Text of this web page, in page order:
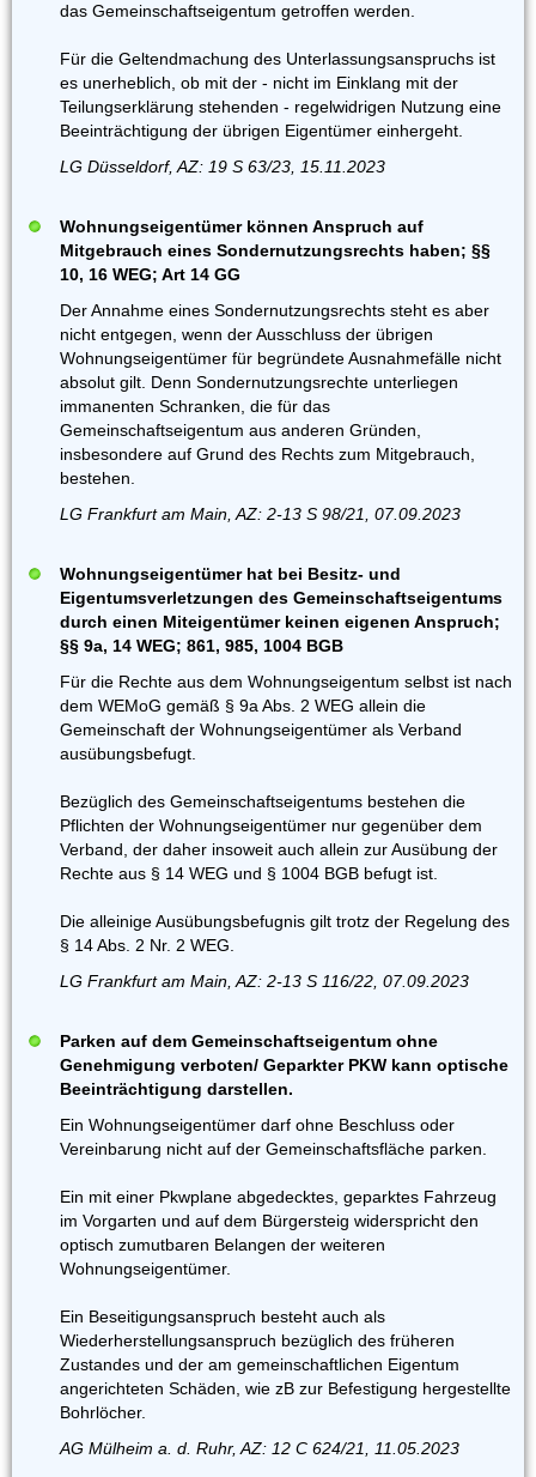
das Gemeinschaftseigentum getroffen werden.
Für die Geltendmachung des Unterlassungsanspruchs ist
es unerheblich, ob mit der - nicht im Einklang mit der
Teilungserklärung stehenden - regelwidrigen Nutzung eine
Beeinträchtigung der übrigen Eigentümer einhergeht.
LG Düsseldorf, AZ: 19 S 63/23, 15.11.2023
Wohnungseigentümer können Anspruch auf
Mitgebrauch eines Sondernutzungsrechts haben; §§
10, 16 WEG; Art 14 GG
Der Annahme eines Sondernutzungsrechts steht es aber
nicht entgegen, wenn der Ausschluss der übrigen
Wohnungseigentümer für begründete Ausnahmefälle nicht
absolut gilt. Denn Sondernutzungsrechte unterliegen
immanenten Schranken, die für das
Gemeinschaftseigentum aus anderen Gründen,
insbesondere auf Grund des Rechts zum Mitgebrauch,
bestehen.
LG Frankfurt am Main, AZ: 2-13 S 98/21, 07.09.2023
Wohnungseigentümer hat bei Besitz- und
Eigentumsverletzungen des Gemeinschaftseigentums
durch einen Miteigentümer keinen eigenen Anspruch;
§§ 9a, 14 WEG; 861, 985, 1004 BGB
Für die Rechte aus dem Wohnungseigentum selbst ist nach
dem WEMoG gemäß § 9a Abs. 2 WEG allein die
Gemeinschaft der Wohnungseigentümer als Verband
ausübungsbefugt.
Bezüglich des Gemeinschaftseigentums bestehen die
Pflichten der Wohnungseigentümer nur gegenüber dem
Verband, der daher insoweit auch allein zur Ausübung der
Rechte aus § 14 WEG und § 1004 BGB befugt ist.
Die alleinige Ausübungsbefugnis gilt trotz der Regelung des
§ 14 Abs. 2 Nr. 2 WEG.
LG Frankfurt am Main, AZ: 2-13 S 116/22, 07.09.2023
Parken auf dem Gemeinschaftseigentum ohne
Genehmigung verboten/ Geparkter PKW kann optische
Beeinträchtigung darstellen.
Ein Wohnungseigentümer darf ohne Beschluss oder
Vereinbarung nicht auf der Gemeinschaftsfläche parken.
Ein mit einer Pkwplane abgedecktes, geparktes Fahrzeug
im Vorgarten und auf dem Bürgersteig widerspricht den
optisch zumutbaren Belangen der weiteren
Wohnungseigentümer.
Ein Beseitigungsanspruch besteht auch als
Wiederherstellungsanspruch bezüglich des früheren
Zustandes und der am gemeinschaftlichen Eigentum
angerichteten Schäden, wie zB zur Befestigung hergestellte
Bohrlöcher.
AG Mülheim a. d. Ruhr, AZ: 12 C 624/21, 11.05.2023